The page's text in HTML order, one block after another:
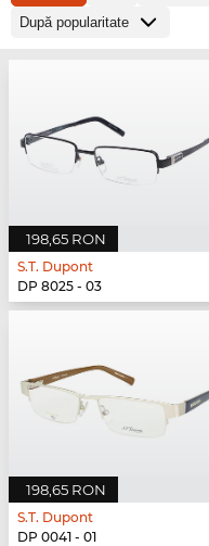
198,65 RON
S.T. Dupont
DP 8025 - 03
198,65 RON
S.T. Dupont
DP 0041 - 01